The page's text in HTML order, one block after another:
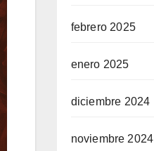
febrero 2025
enero 2025
diciembre 2024
noviembre 2024